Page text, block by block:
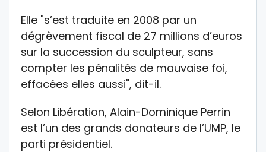
Elle "s’est traduite en 2008 par un
dégrèvement fiscal de 27 millions d’euros
sur la succession du sculpteur, sans
compter les pénalités de mauvaise foi,
effacées elles aussi", dit-il.
Selon Libération, Alain-Dominique Perrin
est l’un des grands donateurs de l’UMP, le
parti présidentiel.